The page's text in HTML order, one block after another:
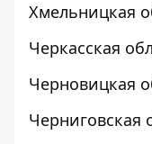
Хмельницкая
Черкасская
Черновицкая
Черниговская